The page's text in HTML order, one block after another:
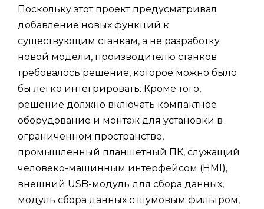
Поскольку этот проект предусматривал
добавление новых функций к
существующим станкам, а не разработку
новой модели, производителю станков
требовалось решение, которое можно было
бы легко интегрировать. Кроме того,
решение должно включать компактное
оборудование и монтаж для установки в
ограниченном пространстве,
промышленный планшетный ПК, служащий
человеко-машинным интерфейсом (HMI),
внешний USB-модуль для сбора данных,
модуль сбора данных с шумовым фильтром,